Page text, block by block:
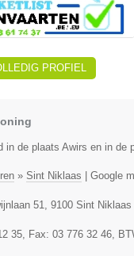
PROFIEL
in de plaats Awirs en in de
» Sint Niklaas | Google
51 9100 Sint Niklaas
35 , Fax: 03 776 32 46 ,